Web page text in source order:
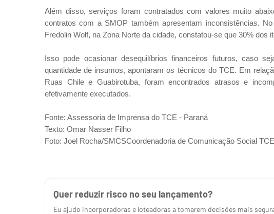
Além disso, serviços foram contratados com valores muito
contratos com a SMOP também apresentam inconsistências.
Fredolin Wolf, na Zona Norte da cidade, constatou-se que 30% dos
Isso pode ocasionar desequilíbrios financeiros futuros, caso
quantidade de insumos, apontaram os técnicos do TCE. Em
Ruas Chile e Guabirotuba, foram encontrados atrasos e
efetivamente executados.
Fonte: Assessoria de Imprensa do TCE - Paraná
Texto: Omar Nasser Filho
Foto: Joel Rocha/SMCSCoordenadoria de Comunicação Social
Quer reduzir risco no seu lançamento?
Eu ajudo incorporadoras e loteadoras a tomarem decisões mais